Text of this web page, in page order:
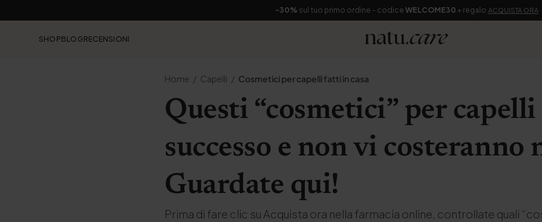
-30% sul tuo primo ordine - codice WELCOME30 + regalo ACQUISTA ORA
SHOPBLOGRECENSIONI
Home Capelli Cosmetici per capelli fatti in casa
Questi “cosmetici” per
successo e non vi costeranno
Guardate qui!
Prima di fare clic su Acquista ora nella farmacia online, controllate quali